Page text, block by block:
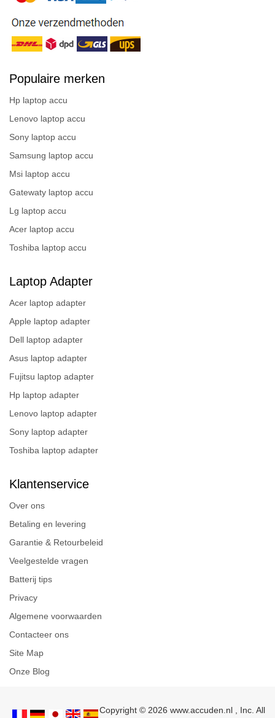
Populaire merken
Hp laptop accu
Lenovo laptop accu
Sony laptop accu
Samsung laptop accu
Msi laptop accu
Gatewaty laptop accu
Lg laptop accu
Acer laptop accu
Toshiba laptop accu
Laptop Adapter
Acer laptop adapter
Apple laptop adapter
Dell laptop adapter
Asus laptop adapter
Fujitsu laptop adapter
Hp laptop adapter
Lenovo laptop adapter
Sony laptop adapter
Toshiba laptop adapter
Klantenservice
Over ons
Betaling en levering
Garantie & Retourbeleid
Veelgestelde vragen
Batterij tips
Privacy
Algemene voorwaarden
Contacteer ons
Site Map
Onze Blog
Copyright © 2026 www.accuden.nl , Inc. All